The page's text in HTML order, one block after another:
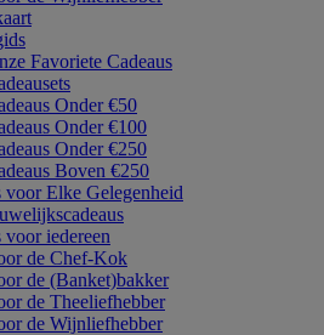
Favoriete Cadeaus
Onder €50
Onder €100
Onder €250
Boven €250
voor Elke Gelegenheid
voor iedereen
de Chef-Kok
de (Banket)bakker
de Theeliefhebber
de Wijnliefhebber